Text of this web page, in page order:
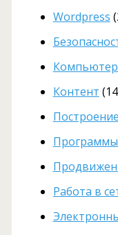
Wordpress
Контент
Работа в